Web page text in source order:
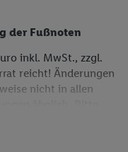
der Fußnoten
inkl. MwSt., zzgl.
reicht! Änderungen
nicht in allen
von Kunden mit einer